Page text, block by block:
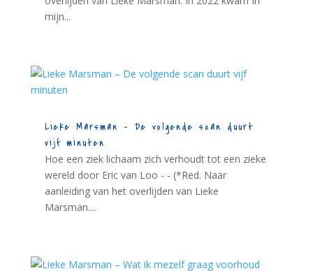
mijn...
Lieke Marsman – De volgende scan duurt
vijf minuten
Hoe een ziek lichaam zich verhoudt tot een zieke
wereld door Eric van Loo - - (*Red. Naar
aanleiding van het overlijden van Lieke
Marsman....